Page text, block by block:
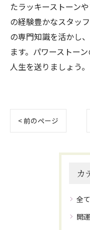
たラッキーストーン
の経験豊かなスタッ
の専門知識を活かし
ます。パワーストー
人生を送りましょう。
< 前のページ
カ
全
開運